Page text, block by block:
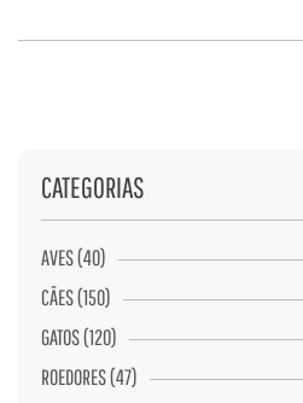
CATEGORIAS
AVES (40)
CÃES (150)
GATOS (120)
ROEDORES (47)